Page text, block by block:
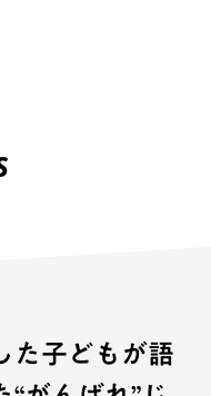
た子どもが語